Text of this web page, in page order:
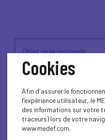
Objet de la demande
Cookies
Afin d'assurer le
l'expérience utilisateur, le
des informations sur votre
traceurs) lors de votre
www.medef.com.